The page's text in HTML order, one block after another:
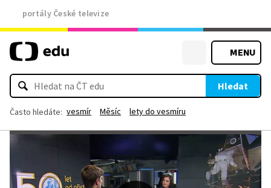
portály České televize
MENU
Hledat
Často hledáte: vesmír Měsíc lety do vesmíru